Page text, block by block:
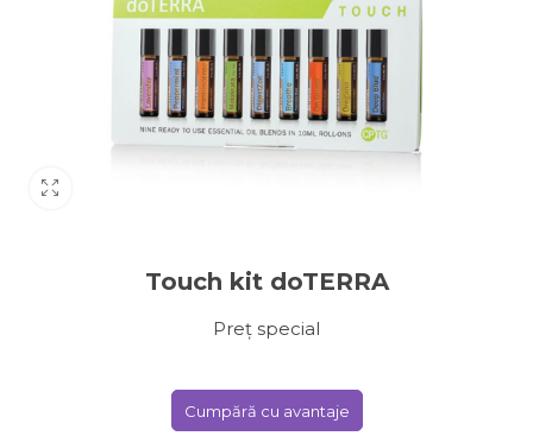
Touch kit doTERRA
Preț special
Cumpără cu avantaje